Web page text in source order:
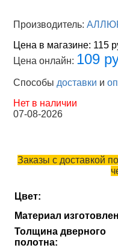
Производитель:
Цена в магазине: 115
Цена онлайн: 109
Способы доставки и
Нет в наличии
07-08-2026
Заказы с доставкой
Цвет:
Материал
Толщина дверного
полотна: